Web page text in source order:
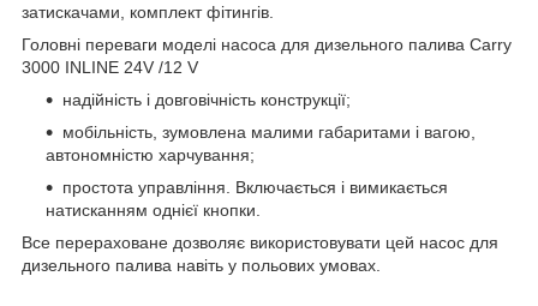
затискачами, комплект фітингів.
Головні переваги моделі насоса для дизельного палива Carry
3000 INLINE 24V /12 V
надійність і довговічність конструкції;
мобільність, зумовлена малими габаритами і вагою,
автономністю харчування;
простота управління. Включається і вимикається
натисканням однієї кнопки.
Все перераховане дозволяє використовувати цей насос для
дизельного палива навіть у польових умовах.